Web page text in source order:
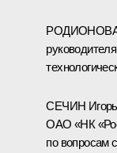
РОДИОНОВА
СЕЧИН Игорь
ОАО «НК
по вопросам